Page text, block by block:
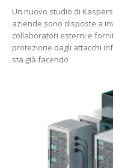
Un nuovo studio di
aziende sono disposte a
collaboratori esterni e
protezione dagli attacchi
sta già facendo